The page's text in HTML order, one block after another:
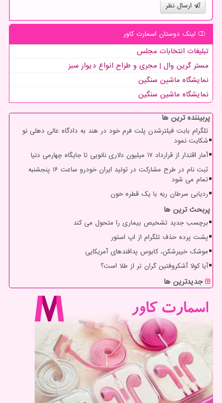
ارسال نظر
لینک دوستان اسمارت كاور
تبلیغات انتخابات مجلس
مستر گرین وال | مجری و طراح انواع دیوار سبز
نمایشگاه ماشین سنگین
نمایشگاه ماشین سنگین
پربیننده ترین ها
تلگرام بابت فیلترشدن پلت فرم خود در هند به دادگاه عالی دهلی نو
شکایت نمود
آمار اقتدار از قرارداد ۱۷ میلیون دلاری نانویی تا جایگاه چهارمی دنیا
ثبت نام در طرح مشارکت در تولید ایران خودرو ساعت ۱۶ پنجشنبه
تمام می شود
ردیابی سرطان ریه با یک قطره خون
پربحث ترین ها
برچسب جدید تشخیص بیماری را متحول می کند
پشت پرده حذف تلگرام از اپ استور
موشک خیبرشکن، کابوس پدافندهای آمریکایی
آیا کولا آشکروفتین گران تر از طلا است؟
جدیدترین ها